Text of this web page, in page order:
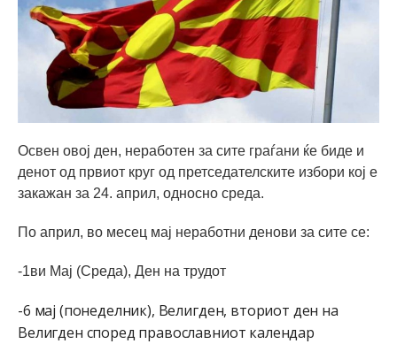
Освен овој ден, неработен за сите граѓани ќе биде и
денот од првиот круг од претседателските избори кој е
закажан за 24. април, односно среда.
По април, во месец мај неработни денови за сите се:
-1ви Мај (Среда), Ден на трудот
-6 мај (понеделник), Велигден, вториот ден на
Велигден според православниот календар